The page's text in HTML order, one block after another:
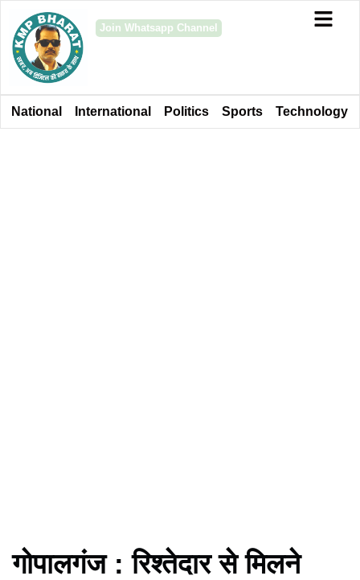
Join Whatsapp Channel
National International Politics Sports Technology
गोपालगंज : रिश्तेदार से मिलने